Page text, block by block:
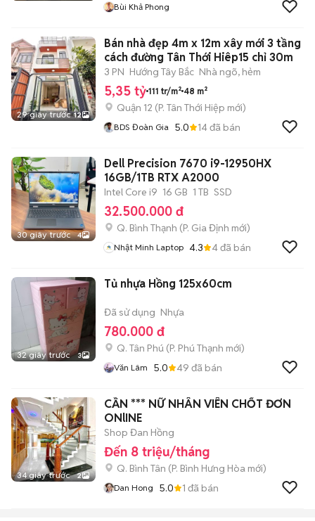
Bùi Khả Phong
29 giây trước 12
Bán nhà đẹp 4m x 12m xây mới 3 tầng
cách đường Tân Thới Hiêp15 chỉ 30m
3 PN Hướng Tây Bắc Nhà ngõ, hẻm
5,35 tỷ 111 tr/m² 48 m²
Quận 12 (P. Tân Thới Hiệp mới)
BDS Đoàn Gia 5.0 14đã bán
30 giây trước 4
Dell Precision 7670 i9-12950HX
16GB/1TB RTX A2000
Intel Core i9 16 GB 1 TB SSD
32.500.000 đ
Q. Bình Thạnh (P. Gia Định mới)
Nhật Minh Laptop 4.3 4đã bán
32 giây trước 3
Tủ nhựa Hồng 125x60cm
Đã sử dụng Nhựa
780.000 đ
Q. Tân Phú (P. Phú Thạnh mới)
Văn Lâm 5.0 49 đã bán
34 giây trước 2
CẦN *** NỮ NHÂN VIÊN CHỐT ĐƠN
ONlINE
Shop Đan Hồng
Đến 8 triệu/tháng
Q. Bình Tân (P. Bình Hưng Hòa mới)
Dan Hong 5.0 1 đã bán